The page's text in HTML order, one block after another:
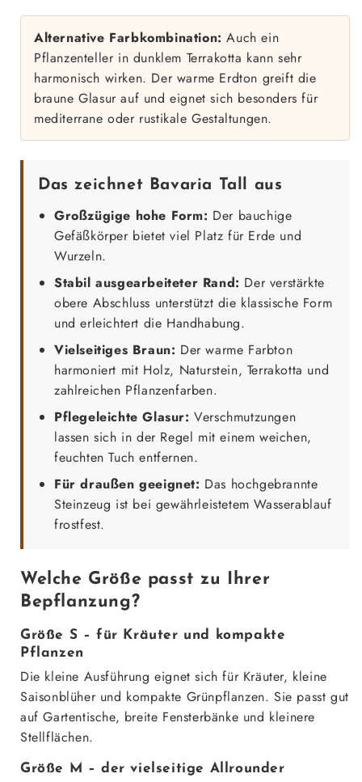
Alternative Farbkombination: Auch ein
Pflanzenteller in dunklem Terrakotta kann sehr
harmonisch wirken. Der warme Erdton greift die
braune Glasur auf und eignet sich besonders für
mediterrane oder rustikale Gestaltungen.
Das zeichnet Bavaria Tall aus
Großzügige hohe Form: Der bauchige
Gefäßkörper bietet viel Platz für Erde und
Wurzeln.
Stabil ausgearbeiteter Rand: Der verstärkte
obere Abschluss unterstützt die klassische Form
und erleichtert die Handhabung.
Vielseitiges Braun: Der warme Farbton
harmoniert mit Holz, Naturstein, Terrakotta und
zahlreichen Pflanzenfarben.
Pflegeleichte Glasur: Verschmutzungen
lassen sich in der Regel mit einem weichen,
feuchten Tuch entfernen.
Für draußen geeignet: Das hochgebrannte
Steinzeug ist bei gewährleistetem Wasserablauf
frostfest.
Welche Größe passt zu Ihrer
Bepflanzung?
Größe S – für Kräuter und kompakte
Pflanzen
Die kleine Ausführung eignet sich für Kräuter, kleine
Saisonblüher und kompakte Grünpflanzen. Sie passt gut
auf Gartentische, breite Fensterbänke und kleinere
Stellflächen.
Größe M – der vielseitige Allrounder